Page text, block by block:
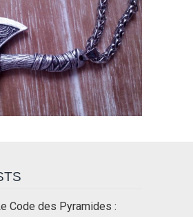
Code des Pyramides :